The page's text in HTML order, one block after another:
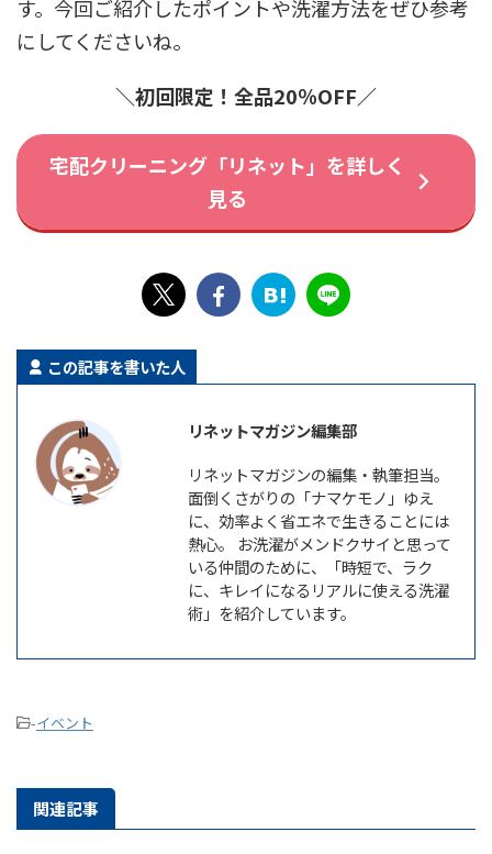
す。今回ご紹介したポイントや洗濯方法をぜひ参考
にしてくださいね。
＼初回限定！全品20％OFF／
宅配クリーニング「リネット」を詳しく
見る
この記事を書いた人
リネットマガジン編集部
リネットマガジンの編集・執筆担当。
面倒くさがりの「ナマケモノ」ゆえ
に、効率よく省エネで生きることには
熱心。 お洗濯がメンドクサイと思って
いる仲間のために、「時短で、ラク
に、キレイになるリアルに使える洗濯
術」を紹介しています。
-イベント
関連記事